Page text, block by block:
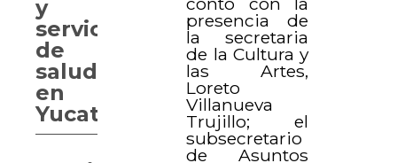
presencia de
la secretaria
de la Cultura y
las Artes,
Loreto
Villanueva
Trujillo; el
subsecretario
de Asuntos
y
servicios
de
salud
en
Yucatán